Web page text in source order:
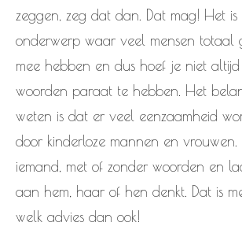
zeggen, zeg dat dan. Dat mag! Het is
onderwerp waar veel mensen totaal
mee hebben en dus hoef je niet
woorden paraat te hebben. Het
weten is dat er veel eenzaamheid
door kinderloze mannen en vrouwen.
iemand, met of zonder woorden en
aan hem, haar of hen denkt. Dat is
welk advies dan ook!